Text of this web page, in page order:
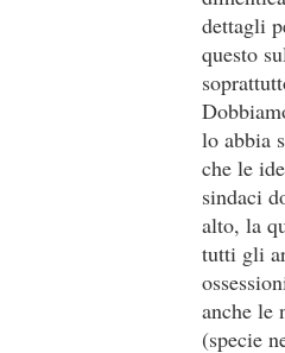
dettagli
questo
lo abbia
che le
sindaci
alto, la
tutti gli
anche le
(specie